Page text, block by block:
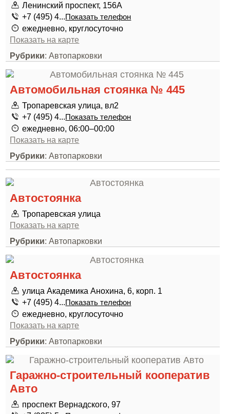
Ленинский проспект, 156А
+7 (495) 4...Показать телефон
ежедневно, круглосуточно
Показать на карте
Рубрики: Автопарковки
Автомобильная стоянка № 445
Тропаревская улица, вл2
+7 (495) 4...Показать телефон
ежедневно, 06:00–00:00
Показать на карте
Рубрики: Автопарковки
Автостоянка
Тропаревская улица
Показать на карте
Рубрики: Автопарковки
Автостоянка
улица Академика Анохина, 6, корп. 1
+7 (495) 4...Показать телефон
ежедневно, круглосуточно
Показать на карте
Рубрики: Автопарковки
Гаражно-строительный кооператив
Авто
проспект Вернадского, 97